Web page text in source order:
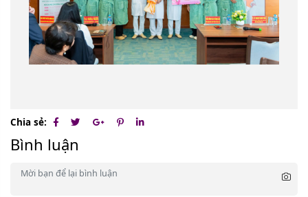
Chia sẻ:
Bình luận